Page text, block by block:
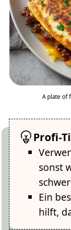
A plate of
Profi-
sonst
Ein
hilft,